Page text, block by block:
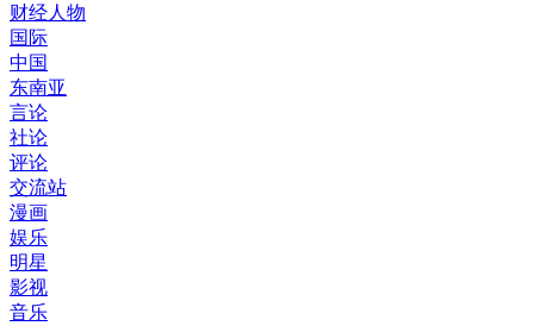
财经人物
国际
中国
东南亚
言论
社论
评论
交流站
漫画
娱乐
明星
影视
音乐